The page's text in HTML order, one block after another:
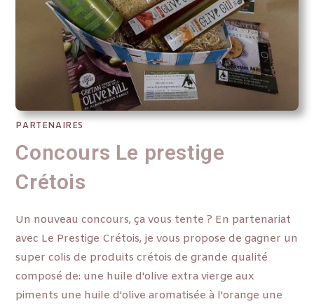
PARTENAIRES
Concours Le prestige
Crétois
Un nouveau concours, ça vous tente ? En partenariat
avec Le Prestige Crétois, je vous propose de gagner un
super colis de produits crétois de grande qualité
composé de: une huile d'olive extra vierge aux
piments une huile d'olive aromatisée à l'orange une